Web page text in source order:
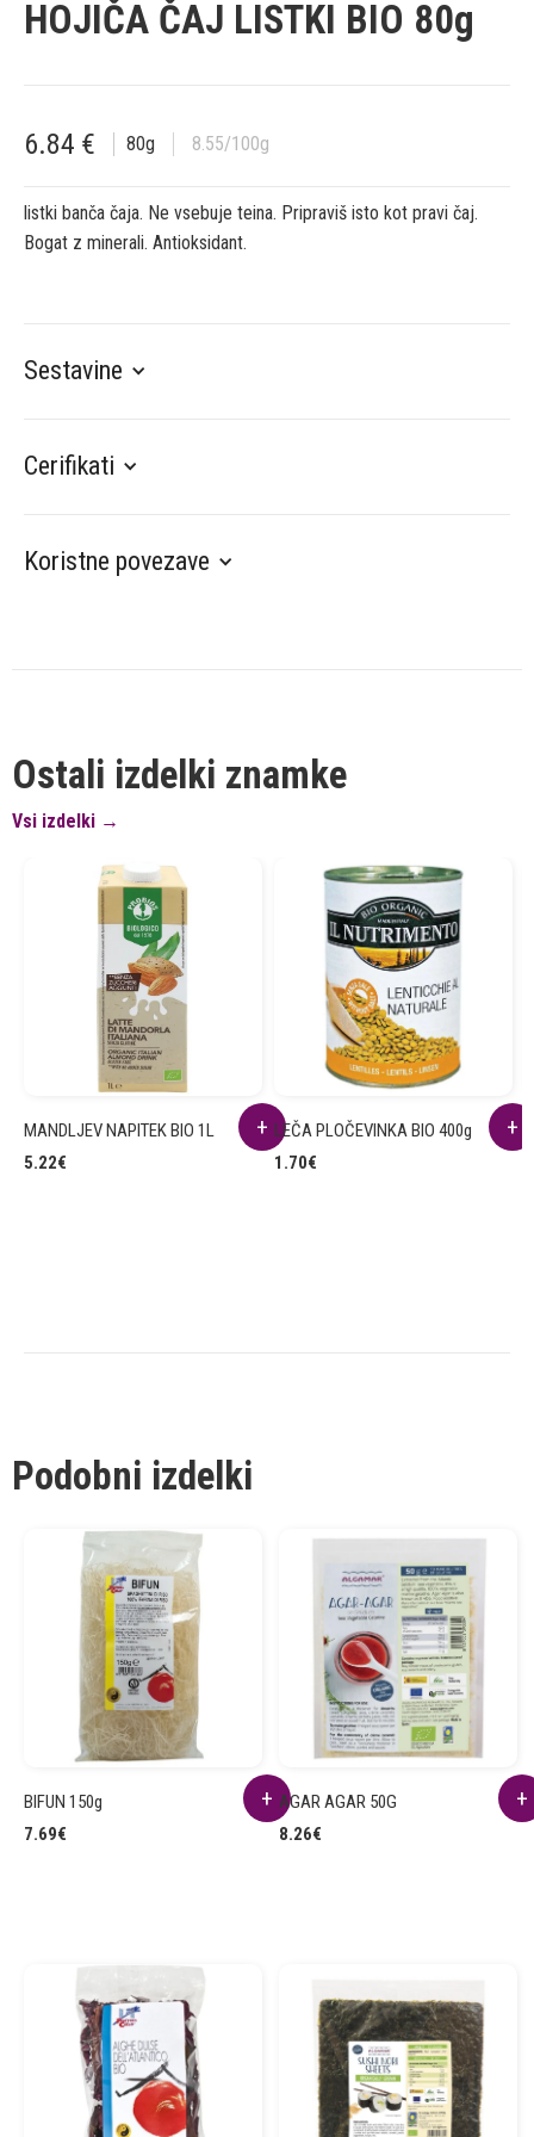
HOJIČA ČAJ LISTKI BIO 80g
6.84 € 80g 8.55/100g
listki banča čaja. Ne vsebuje teina. Pripraviš isto kot pravi čaj.
Bogat z minerali. Antioksidant.
Sestavine
Cerifikati
Koristne povezave
Ostali izdelki znamke
Vsi izdelki →
MANDLJEV NAPITEK BIO 1L
5.22€
LEČA PLOČEVINKA BIO 400g
1.70€
Podobni izdelki
BIFUN 150g
7.69€
AGAR AGAR 50G
8.26€